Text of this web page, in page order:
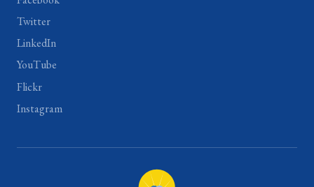
Twitter
LinkedIn
YouTube
Flickr
Instagram